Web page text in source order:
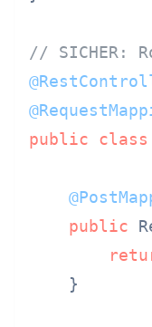
// SICHER:
public
class
public
    }